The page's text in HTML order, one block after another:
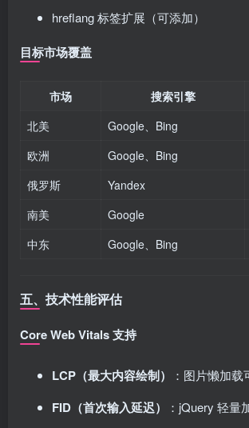
hreflang 标签扩展（可添加）
目标市场覆盖
市场 搜索引擎
北美
Google、Bing
欧洲
Google、Bing
俄罗斯
Yandex
南美
Google
中东
Google、Bing
五、技术性能评估
Core Web Vitals 支持
LCP（最大内容绘制） ：图片懒加载
FID（首次输入延迟） ：jQuery 轻量